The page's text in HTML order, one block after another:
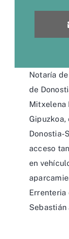
Notaría
de
Mitxelena
Gipuzkoa,
Donostia-
acceso
en
Errenteria